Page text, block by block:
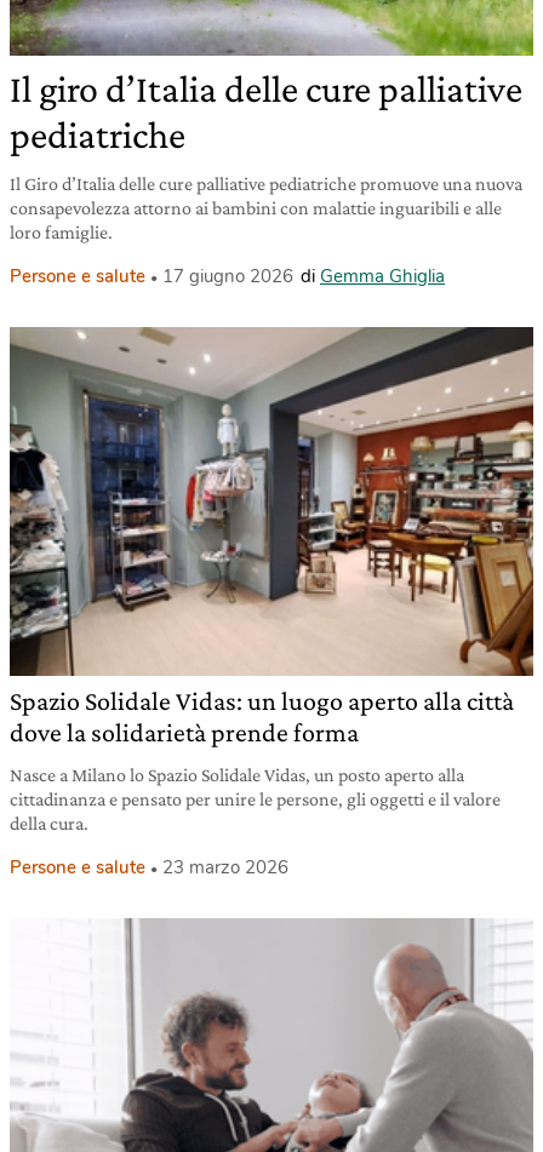
Il giro d’Italia delle cure palliative
pediatriche
Il Giro d’Italia delle cure palliative pediatriche promuove una nuova
consapevolezza attorno ai bambini con malattie inguaribili e alle
loro famiglie.
Persone e salute 17 giugno 2026 di Gemma Ghiglia
Spazio Solidale Vidas: un luogo aperto alla città
dove la solidarietà prende forma
Nasce a Milano lo Spazio Solidale Vidas, un posto aperto alla
cittadinanza e pensato per unire le persone, gli oggetti e il valore
della cura.
Persone e salute 23 marzo 2026